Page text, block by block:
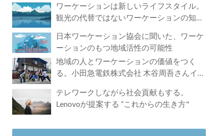
ワーケーションは新しいライフスタイル。
観光の代替ではないワーケーションの知ら
日本ワーケーション協会に聞いた、ワーケ
ーションのもつ地域活性の可能性
地域の人とワーケーションの価値をつく
る。小田急電鉄株式会社 木谷周吾さんイン
テレワークしながら社会貢献もする。
Lenovoが提案する ”これからの生き方"